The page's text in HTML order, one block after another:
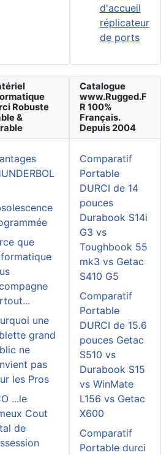
d'accueil
réplicateur
de ports
Robuste
&
que
une
grand
ne
pas
les Pros
...le
Cout
de
Catalogue
www.Rugged.F
R 100%
Français.
Depuis 2004
Comparatif
Portable
DURCI de 14
pouces
Durabook S14i
G3 vs
Toughbook 55
mk3 vs Getac
S410 G5
Comparatif
Portable
DURCI de 15.6
pouces Getac
S510 vs
Durabook S15
vs WinMate
L156 vs Getac
X600
Comparatif
Portable durci